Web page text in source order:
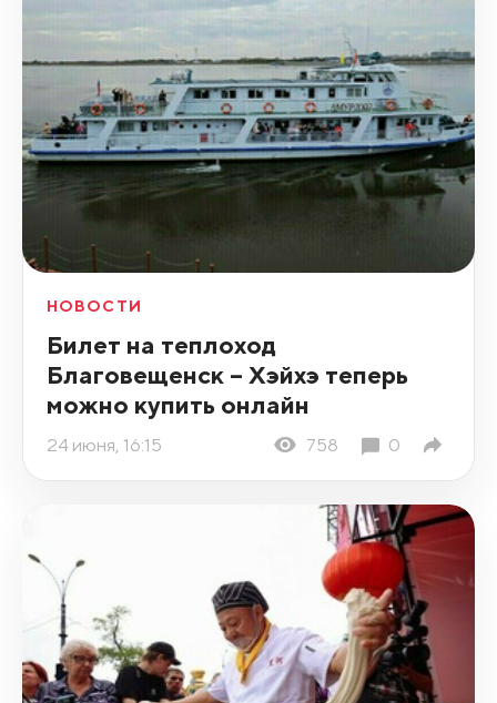
НОВОСТИ
Билет на теплоход
Благовещенск – Хэйхэ теперь
можно купить онлайн
24 июня, 16:15 758 0